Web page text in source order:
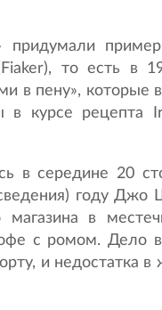
то есть в
в пену», которые
в курсе рецепта
в середине 20
году
в
с ромом. Дело
и недостатка